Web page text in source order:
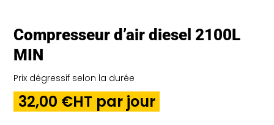
Compresseur d’air diesel 2100L
MIN
Prix dégressif selon la durée
32,00 €HT par jour